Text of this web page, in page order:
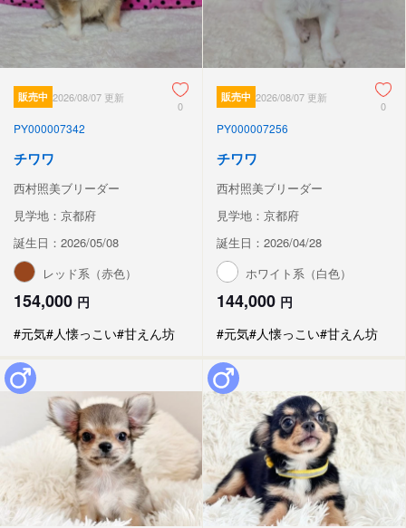
販売中 2026/08/07 更新
0
PY000007342
チワワ
西村照美ブリーダー
見学地：京都府
誕生日：2026/05/08
レッド系（赤色）
154,000 円
#元気#人懐っこい#甘えん坊
販売中 2026/08/07 更新
0
PY000007256
チワワ
西村照美ブリーダー
見学地：京都府
誕生日：2026/04/28
ホワイト系（白色）
144,000 円
#元気#人懐っこい#甘えん坊